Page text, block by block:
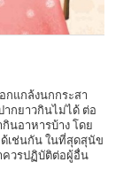
กแกล้งนกกระสา
กยาวกินไม่ได้ ต่อ
นอาหารบ้าง โดย
เช่นกัน ในที่สุดสุนัข
ควรปฏิบัติต่อผู้อื่น